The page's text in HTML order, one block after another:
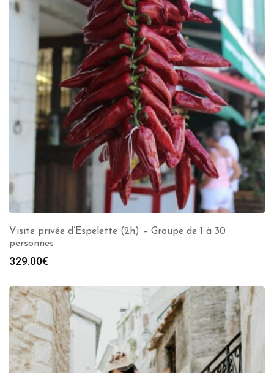
Visite privée d’Espelette (2h) – Groupe de 1 à 30
personnes
329.00€